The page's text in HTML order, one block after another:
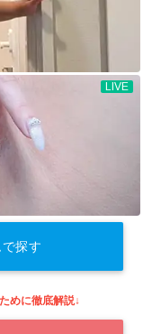
探す
めに徹底解説↓